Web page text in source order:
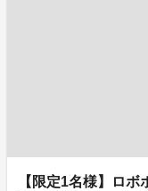
【限定1名様】ロ